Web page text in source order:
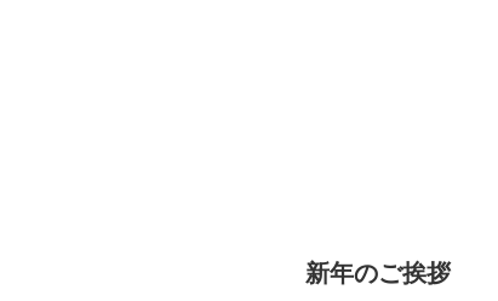
新年のご挨拶